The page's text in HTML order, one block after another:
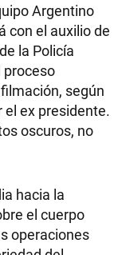
Argentino
con el auxilio de
la Policía
proceso
según
el ex presidente.
oscuros, no
hacia la
el cuerpo
operaciones